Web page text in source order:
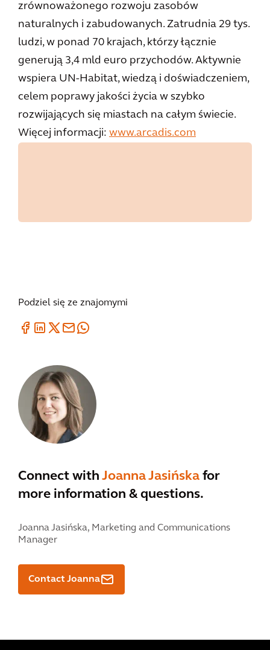
zrównoważonego rozwoju zasobów
naturalnych i zabudowanych. Zatrudnia 29 tys.
ludzi, w ponad 70 krajach, którzy łącznie
generują 3,4 mld euro przychodów. Aktywnie
wspiera UN-Habitat, wiedzą i doświadczeniem,
celem poprawy jakości życia w szybko
rozwijających się miastach na całym świecie.
Więcej informacji: www.arcadis.com
Podziel się ze znajomymi
Connect with Joanna Jasińska for
more information & questions.
Joanna Jasińska, Marketing and Communications
Manager
Contact Joanna